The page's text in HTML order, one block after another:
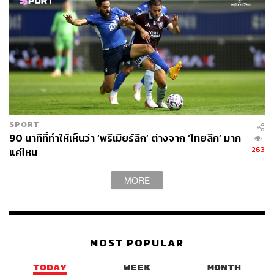
SPORT
90 นาทีที่ทำให้เห็นว่า ‘พรีเมียร์ลีก’ ต่างจาก ‘ไทยลีก’ มาก
แค่ไหน
263
MORE
MOST POPULAR
TODAY WEEK MONTH